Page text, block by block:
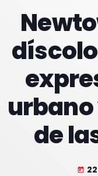
play_arrow
HOME
PROGRAMACION
de
today